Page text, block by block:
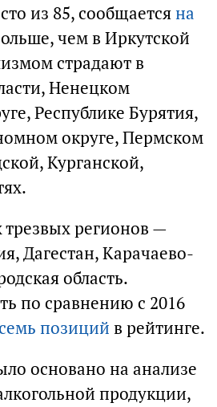
из 85, сообщаетсяна
чем в Иркутской
страдают в
Ненецком
Республике Бурятия,
округе, Пермском
Курганской,
регионов —
Дагестан, Карачаево-
область.
по сравнению с 2016
позиций в рейтинге.
основано на анализе
продукции,